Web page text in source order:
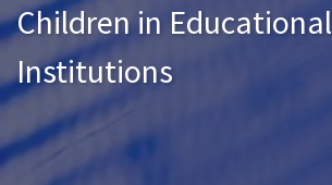
Children in Educational
Institutions